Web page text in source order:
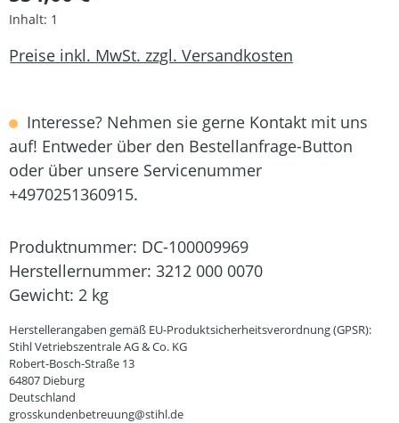
Inhalt: 1
Preise inkl. MwSt. zzgl. Versandkosten
Interesse? Nehmen sie gerne Kontakt mit uns
auf! Entweder über den Bestellanfrage-Button
oder über unsere Servicenummer
+4970251360915.
Produktnummer: DC-100009969
Herstellernummer: 3212 000 0070
Gewicht: 2 kg
Herstellerangaben gemäß EU-Produktsicherheitsverordnung (GPSR):
Stihl Vetriebszentrale AG & Co. KG
Robert-Bosch-Straße 13
64807 Dieburg
Deutschland
grosskundenbetreuung@stihl.de